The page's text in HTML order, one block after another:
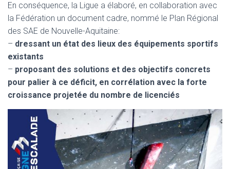
En conséquence, la Ligue a élaboré, en collaboration avec
la Fédération un document cadre, nommé le Plan Régional
des SAE de Nouvelle-Aquitaine:
– dressant un état des lieux des équipements sportifs
existants
– proposant des solutions et des objectifs concrets
pour palier à ce déficit, en corrélation avec la forte
croissance projetée du nombre de licenciés